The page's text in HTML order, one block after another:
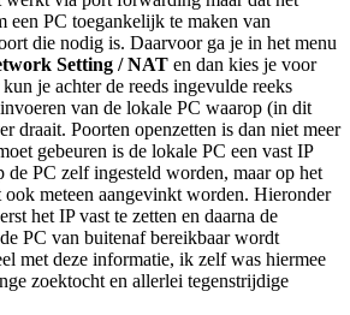
PC toegankelijk te maken van
die nodig is. Daarvoor ga je in het menu
Setting / NAT en dan kies je voor
je achter de reeds ingevulde reeks
van de lokale PC waarop (in dit
draait. Poorten openzetten is dan niet meer
gebeuren is de lokale PC een vast IP
de PC zelf ingesteld worden, maar op het
meteen aangevinkt worden. Hieronder
het IP vast te zetten en daarna de
PC van buitenaf bereikbaar wordt
met deze informatie, ik zelf was hiermee
zoektocht en allerlei tegenstrijdige